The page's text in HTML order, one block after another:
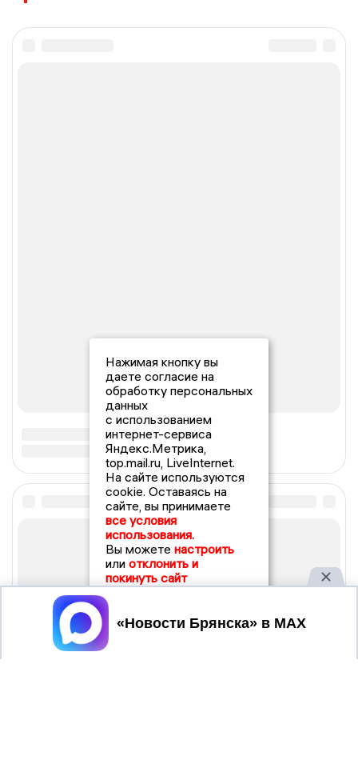
Нажимая кнопку вы
даете согласие на
обработку персональных
данных
с использованием
интернет-сервиса
Яндекс.Метрика,
top.mail.ru, LiveInternet.
На сайте используются
cookie. Оставаясь на
сайте, вы принимаете
все условия
использования.
Вы можете настроить
или отклонить и
покинуть сайт
Принять